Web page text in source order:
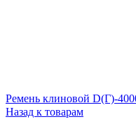
Ремень клиновой D(Г)-
Назад к товарам